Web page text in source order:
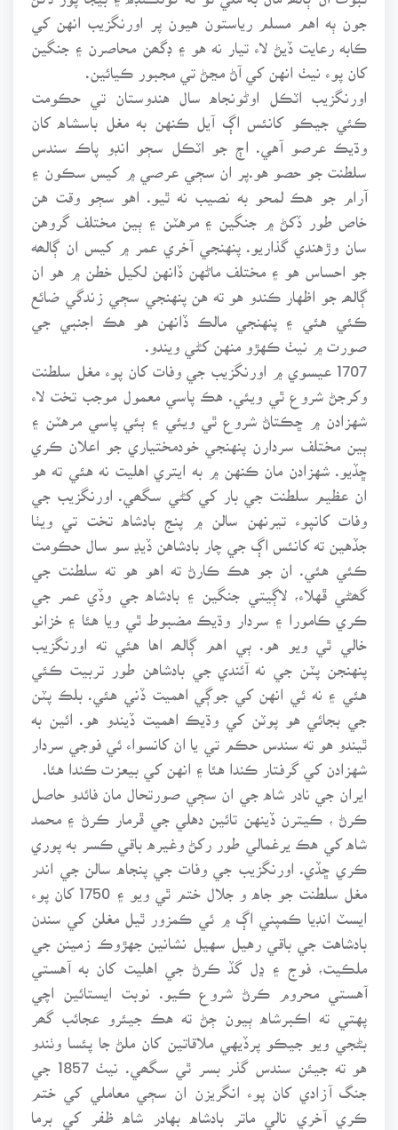
جون ٻه اهم مسلم رياستون هيون پر اورنگزيب انهن کي
ڪابه رعايت ڏيڻ لاء تيار نه هو ۽ ڊگھن محاصرن ۽ جنگين
کان پوء نيٺ انهن کي آڻ مڃڻ تي مجبور ڪيائين.
اورنگزيب اٽڪل اوڻونجاه سال هندوستان تي حڪومت
ڪئي جيڪو کانئس اڳ آيل ڪنهن به مغل باسشاه کان
وڌيڪ عرصو آهي. اڄ جو اٽڪل سڄو انڊو پاڪ سندس
سلطنت جو حصو هو.پر ان سڄي عرصي ۾ کيس سڪون ۽
آرام جو هڪ لمحو به نصيب نه ٿيو. اهو سڄو وقت هن
خاص طور ڏکڻ ۾ جنگين ۽ مرهٽن ۽ ٻين مختلف گروهن
سان وڙهندي گذاريو. پنهنجي آخري عمر ۾ کيس ان ڳالھه
جو احساس هو ۽ مختلف ماڻهن ڏانهن لکيل خطن ۾ هو ان
ڳالھہ جو اظهار ڪندو هو ته هن پنهنجي سڄي زندگي ضائع
ڪئي هئي ۽ پنهنجي مالڪ ڏانهن هو هڪ اجنبي جي
صورت ۾ نيٺ ڪهڙو منهن کڻي ويندو.
1707 عيسوي ۾ اورنگزيب جي وفات کان پوء مغل سلطنت
وکرجڻ شروع ٿي ويئي. هڪ پاسي معمول موجب تخت لاء
شهزادن ۾ ڇڪتاڻ شروع ٿي ويئي ۽ ٻئي پاسي مرهٽن ۽
ٻين مختلف سردارن پنهنجي خودمختياري جو اعلان ڪري
ڇڏيو. شهزادن مان ڪنهن ۾ به ايتري اهليت نه هئي ته هو
ان عظيم سلطنت جي بار کي کڻي سگھي. اورنگزيب جي
وفات کانپوء تيرنهن سالن ۾ پنج بادشاه تخت تي ويٺا
جڏهين ته کانئس اڳ جي چار بادشاهن ڏيڍ سو سال حڪومت
ڪئي هئي. ان جو هڪ ڪارڻ ته اهو هو ته سلطنت جي
گھڻي ڦهلاء، لاڳيتي جنگين ۽ بادشاه جي وڏي عمر جي
ڪري ڪامورا ۽ سردار وڌيڪ مضبوط ٿي ويا هئا ۽ خزانو
خالي ٿي ويو هو. ٻي اهم ڳالھہ اها هئي ته اورنگزيب
پنهنجن پٽن جي نه آئندي جي بادشاهن طور تربيت ڪئي
هئي ۽ نه ئي انهن کي جوڳي اهميت ڏني هئي. بلڪ پٽن
جي بجائي هو پوٽن کي وڌيڪ اهميت ڏيندو هو. ائين به
ٿيندو هو ته سندس حڪم تي يا ان کانسواء ئي فوجي سردار
شهزادن کي گرفتار ڪندا هئا ۽ انهن کي بيعزت ڪندا هئا.
ايران جي نادر شاه جي ان سڄي صورتحال مان فائدو حاصل
ڪرڻ ، ڪيترن ڏينهن تائين دهلي جي ڦرمار ڪرڻ ۽ محمد
شاه کي هڪ يرغمالي طور رکڻ وغيره باقي ڪسر به پوري
ڪري ڇڏي. اورنگزيب جي وفات جي پنجاه سالن جي اندر
مغل سلطنت جو جاه و جلال ختم ٿي ويو ۽ 1750 کان پوء
ايسٽ انڊيا ڪمپني اڳ ۾ ئي ڪمزور ٿيل مغلن کي سندن
بادشاهت جي باقي رهيل سهيل نشانين جهڙوڪ زمينن جي
ملڪيت، فوج ۽ ڍل گڏ ڪرڻ جي اهليت کان به آهستي
آهستي محروم ڪرڻ شروع ڪيو. نوبت ايستائين اچي
پهتي ته اڪبرشاه ٻيون ڄڻ ته هڪ جيئرو عجائب گھر
بڻجي ويو جيڪو پرڏيهي ملاقاتين کان ملڻ جا پئسا وٺندو
جنگ آزادي کان پوء انگريزن ان سڄي معاملي کي ختم
ڪري آخري نالي ماتر بادشاه بهادر شاه ظفر کي برما